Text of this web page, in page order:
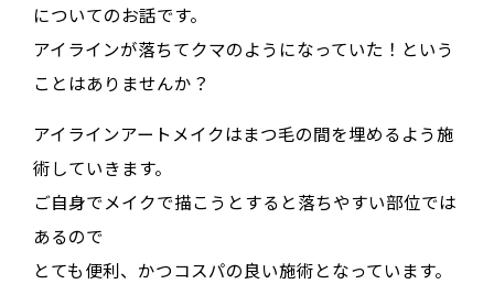
についてのお話です。
アイラインが落ちてクマのようになっていた！という
ことはありませんか？
アイラインアートメイクはまつ毛の間を埋めるよう施
術していきます。
ご自身でメイクで描こうとすると落ちやすい部位では
あるので
とても便利、かつコスパの良い施術となっています。